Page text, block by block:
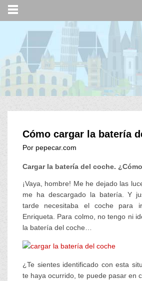
Cómo cargar la batería
Por pepecar.com
Cargar la batería del coche.
¡Vaya, hombre! Me he dejado las
me ha descargado la batería. Y
tarde necesitaba el coche
Enriqueta. Para colmo, no tengo ni
la batería del coche…
¿Te sientes identificado con esta
te haya ocurrido, te puede pasar en